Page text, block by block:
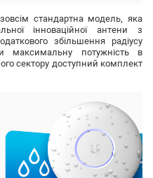
стандартна модель, яка
інноваційної антени з
збільшення радіусу
максимальну потужність в
сектору доступний комплект